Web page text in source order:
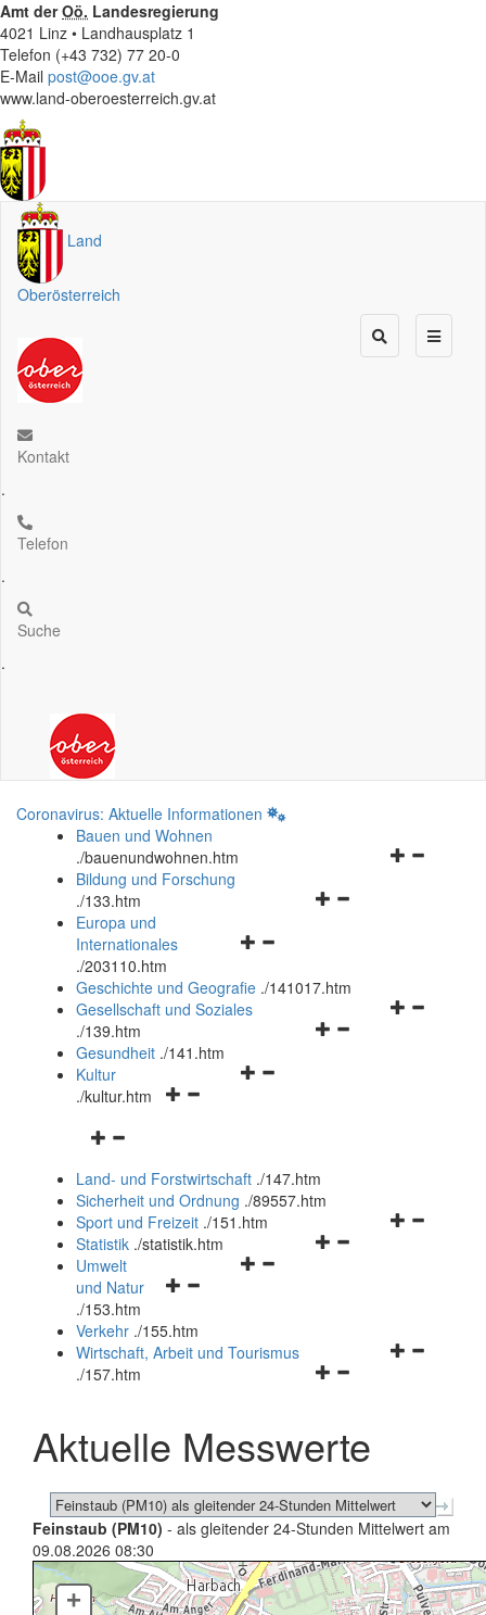
Amt derOö. Landesregierung
4021 Linz • Landhausplatz 1
Telefon (+43 732) 77 20-0
E-Mail post@ooe.gv.at
www.land-oberoesterreich.gv.at
Land
Oberösterreich
Kontakt
.
Telefon
.
Suche
.
Coronavirus: Aktuelle Informationen
Bauen und Wohnen
./bauenundwohnen.htm
Navigationsmenü
Bildung und Forschung
./133.htm
Navigationsmenü
und
schließen
Europa und
Internationales
./203110.htm
Geschichte und Geografie ./141017.htm
Navigationsmenü
Gesellschaft und Soziales
./139.htm
Navigationsmenü
Gesundheit ./141.htm
Navigationsmenü
Kultur
./kultur.htm
Navigationsmenü
und
schließen
Land- und Forstwirtschaft ./147.htm
Sicherheit und Ordnung ./89557.htm
Navigationsmenü
Sport und Freizeit ./151.htm
Navigationsmenü
Statistik ./statistik.htm
Navigationsmenü
und
schließen
Umwelt
und Natur
./153.htm
Verkehr ./155.htm
Navigationsmenü
schließen
Wirtschaft, Arbeit und Tourismus
./157.htm
Aktuelle Messwerte
Feinstaub (PM10) - als gleitender 24-Stunden Mittelwert am
09.08.2026 08:30
+